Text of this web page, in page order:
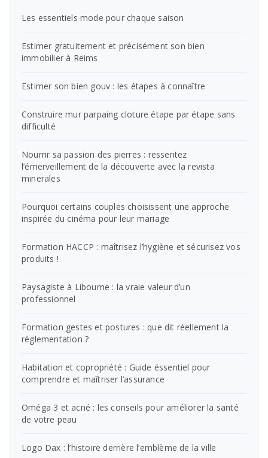
Les essentiels mode pour chaque saison
Estimer gratuitement et précisément son bien
immobilier à Reims
Estimer son bien gouv : les étapes à connaître
Construire mur parpaing cloture étape par étape sans
difficulté
Nourrir sa passion des pierres : ressentez
l’émerveillement de la découverte avec la revista
minerales
Pourquoi certains couples choisissent une approche
inspirée du cinéma pour leur mariage
Formation HACCP : maîtrisez l’hygiène et sécurisez vos
produits !
Paysagiste à Libourne : la vraie valeur d’un
professionnel
Formation gestes et postures : que dit réellement la
réglementation ?
Habitation et copropriété : Guide éssentiel pour
comprendre et maîtriser l’assurance
Oméga 3 et acné : les conseils pour améliorer la santé
de votre peau
Logo Dax : l’histoire derrière l’emblème de la ville